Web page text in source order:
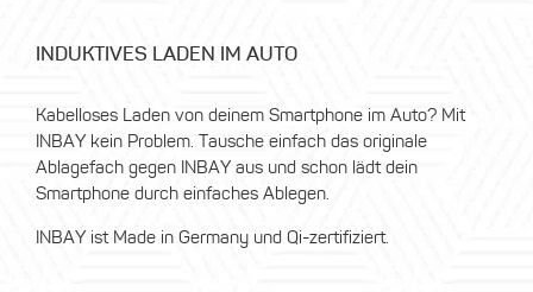
INDUKTIVES LADEN IM AUTO
Kabelloses Laden von deinem Smartphone im Auto? Mit
INBAY kein Problem. Tausche einfach das originale
Ablagefach gegen INBAY aus und schon lädt dein
Smartphone durch einfaches Ablegen.
INBAY ist Made in Germany und Qi-zertifiziert.